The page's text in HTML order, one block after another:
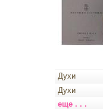
Духи
Духи
еще . . .